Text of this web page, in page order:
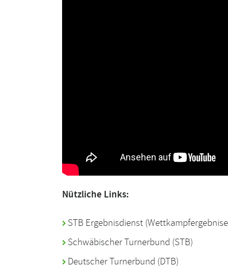
Nützliche Links:
STB Ergebnisdienst
Schwäbischer Turnerbund (STB)
Deutscher Turnerbund (DTB)